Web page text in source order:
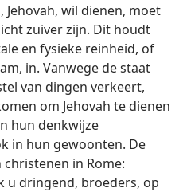
Jehovah, wil dienen, moet
zuiver zijn. Dit houdt
en fysieke reinheid, of
in. Vanwege de staat
van dingen verkeert,
om Jehovah te dienen
hun denkwijze
in hun gewoonten. De
in Rome:
u dringend, broeders, op